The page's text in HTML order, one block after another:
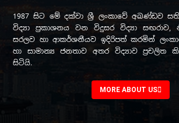
1987 සිට මේ දක්වා ශ්‍රී ලංකාවේ අඛණ්ඩව
විද්‍යා ප්‍රකාශනය වන විදුසර විද්‍යා සඟරාව,
සරලව හා ආකර්ශනීයව ඉදිරිපත් කරමින්
හා සාමාන්‍ය ජනතාව අතර විද්‍යාව ප්‍රචලිත
සිටියි.
MORE ABOUT US